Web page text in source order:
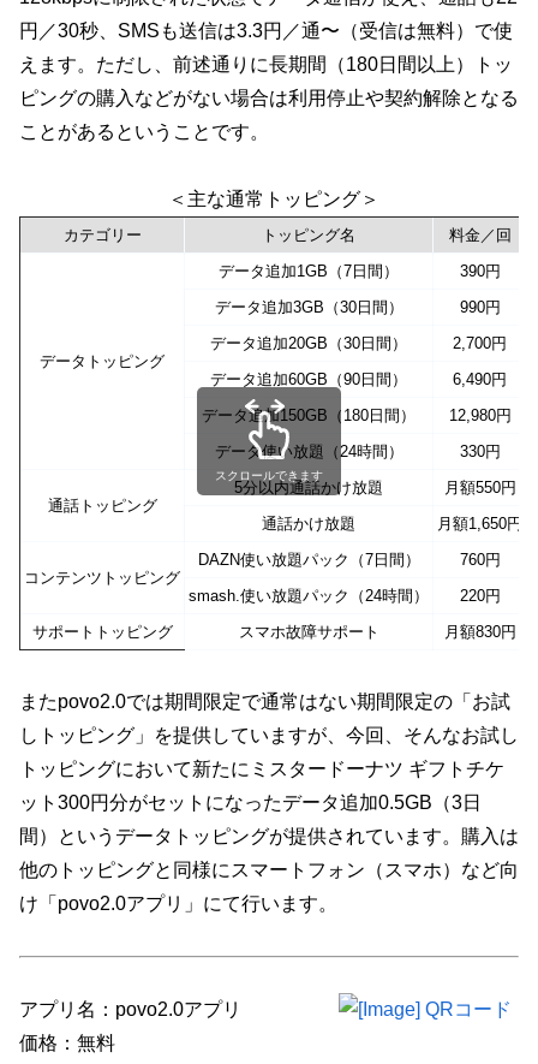
円／30秒、SMSも送信は3.3円／通〜（受信は無料）で使
えます。ただし、前述通りに長期間（180日間以上）トッ
ピングの購入などがない場合は利用停止や契約解除となる
ことがあるということです。
＜主な通常トッピング＞
カテゴリー トッピング名 料金／回
データトッピング
データ追加1GB（7日間）
390円
データ追加3GB（30日間）
990円
データ追加20GB（30日間）
2,700円
データ追加60GB（90日間）
6,490円
データ追加150GB（180日間）
12,980円
データ使い放題（24時間）
330円
通話トッピング
5分以内通話かけ放題
月額550円
通話かけ放題
月額1,650円
コンテンツトッピング
DAZN使い放題パック（7日間）
760円
smash.使い放題パック（24時間）
220円
サポートトッピング
スマホ故障サポート 月額830円
スクロールできます
またpovo2.0では期間限定で通常はない期間限定の「お試
しトッピング」を提供していますが、今回、そんなお試し
トッピングにおいて新たにミスタードーナツ ギフトチケ
ット300円分がセットになったデータ追加0.5GB（3日
間）というデータトッピングが提供されています。購入は
他のトッピングと同様にスマートフォン（スマホ）など向
け「povo2.0アプリ」にて行います。
アプリ名：povo2.0アプリ
価格：無料